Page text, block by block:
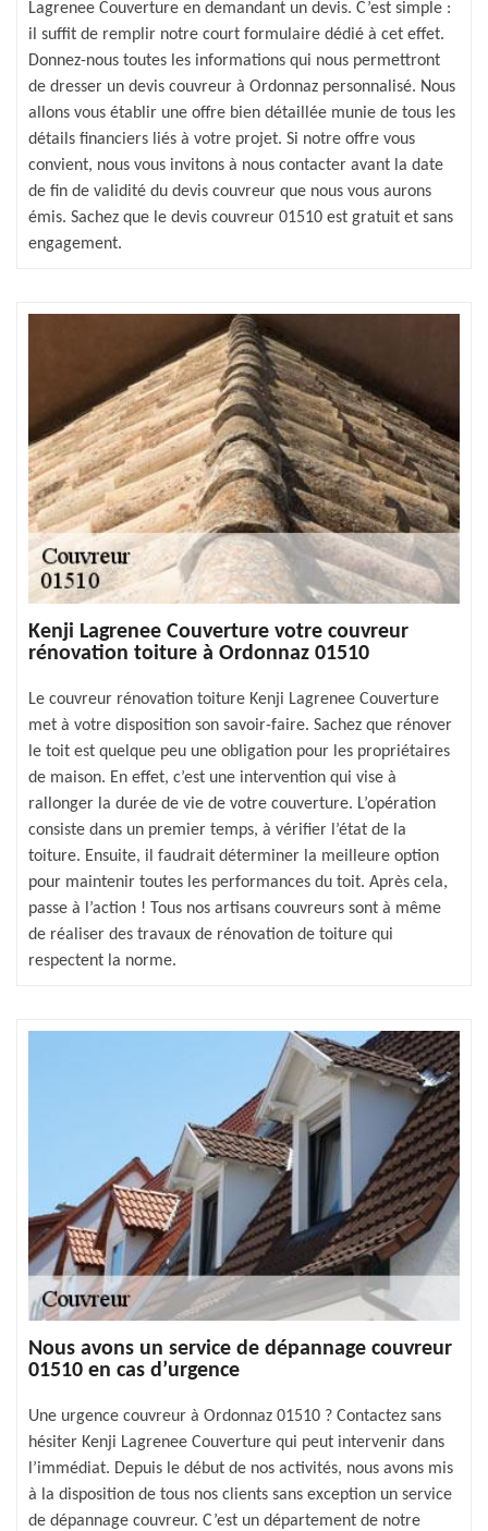
Lagrenee Couverture en demandant un devis. C’est simple :
il suffit de remplir notre court formulaire dédié à cet effet.
Donnez-nous toutes les informations qui nous permettront
de dresser un devis couvreur à Ordonnaz personnalisé. Nous
allons vous établir une offre bien détaillée munie de tous les
détails financiers liés à votre projet. Si notre offre vous
convient, nous vous invitons à nous contacter avant la date
de fin de validité du devis couvreur que nous vous aurons
émis. Sachez que le devis couvreur 01510 est gratuit et sans
engagement.
Kenji Lagrenee Couverture votre couvreur
rénovation toiture à Ordonnaz 01510
Le couvreur rénovation toiture Kenji Lagrenee Couverture
met à votre disposition son savoir-faire. Sachez que rénover
le toit est quelque peu une obligation pour les propriétaires
de maison. En effet, c’est une intervention qui vise à
rallonger la durée de vie de votre couverture. L’opération
consiste dans un premier temps, à vérifier l’état de la
toiture. Ensuite, il faudrait déterminer la meilleure option
pour maintenir toutes les performances du toit. Après cela,
passe à l’action ! Tous nos artisans couvreurs sont à même
de réaliser des travaux de rénovation de toiture qui
respectent la norme.
Nous avons un service de dépannage couvreur
01510 en cas d’urgence
Une urgence couvreur à Ordonnaz 01510 ? Contactez sans
hésiter Kenji Lagrenee Couverture qui peut intervenir dans
l’immédiat. Depuis le début de nos activités, nous avons mis
à la disposition de tous nos clients sans exception un service
de dépannage couvreur. C’est un département de notre